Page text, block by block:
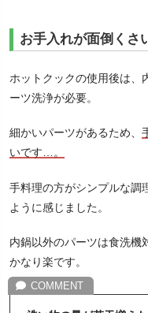
お手入れが面倒くさ
ホットクックの使用後は、
ーツ洗浄が必要。
細かいパーツがあるため、
いです…。
手料理の方がシンプルな調
ように感じました。
内鍋以外のパーツは食洗機
かなり楽です。